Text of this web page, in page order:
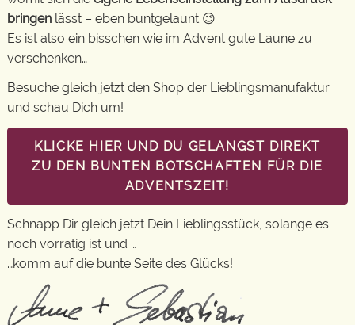
bringen lässt – eben buntgelaunt 😉
Es ist also ein bisschen wie im Advent gute Laune zu
verschenken…
Besuche gleich jetzt den Shop der Lieblingsmanufaktur
und schau Dich um!
KLICKE HIER UND DU GELANGST DIREKT
ZU DEN BUNTEN BOTSCHAFTEN FÜR DIE
ADVENTSZEIT!
Schnapp Dir gleich jetzt Dein Lieblingsstück, solange es
noch vorrätig ist und …
…komm auf die bunte Seite des Glücks!